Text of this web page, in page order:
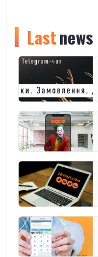
Lastnews